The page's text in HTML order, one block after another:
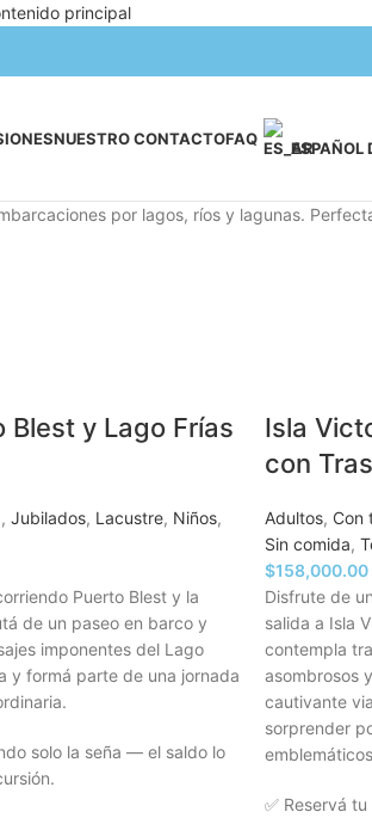
principal
NUESTRO CONTACTOFAQ ESPAÑOL
por lagos, ríos y lagunas.
Blest y Lago Frías
, Jubilados, Lacustre, Niños,
Puerto Blest y la
de un paseo en barco y
imponentes del Lago
y formá parte de una jornada
solo la seña — el saldo lo
Isla
con
Adultos, Con
Sin comida,
$158,000.00
Disfrute de
salida a Isla
contempla
asombrosos
cautivante
sorprender
✅ Reservá